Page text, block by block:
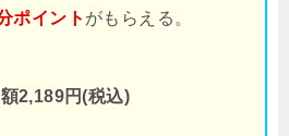
ポイント がもらえる。
額2,189円(税込)